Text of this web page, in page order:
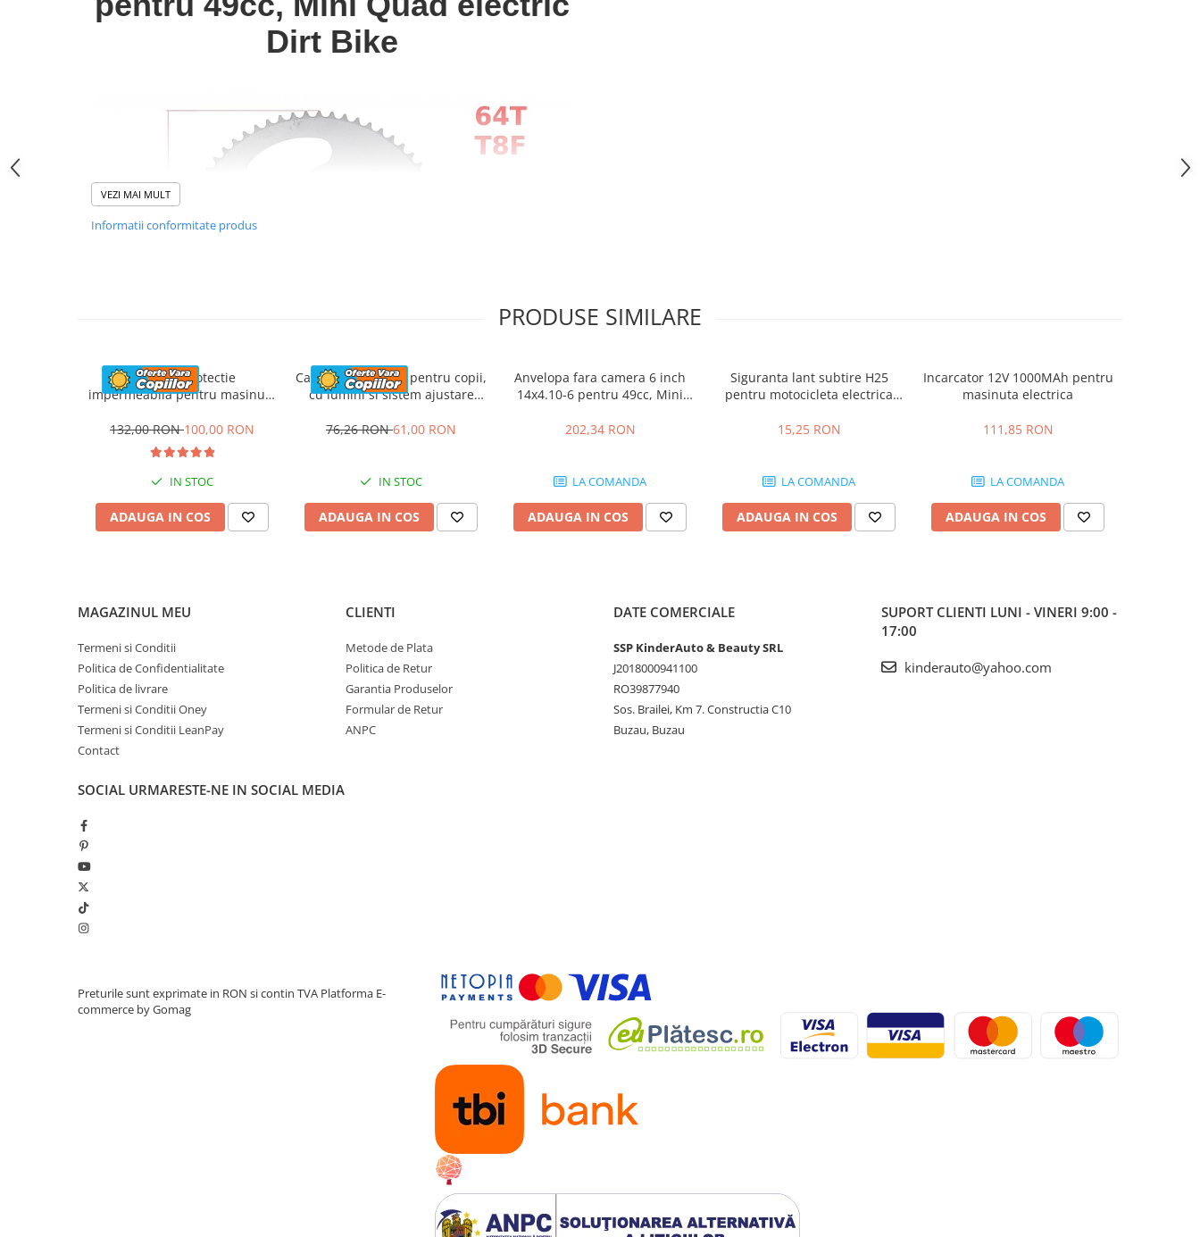
Dirt Bike
ACEASTĂ PIESĂ SE VA POTRIVI CU MINI MOTOCICLETE DE
LA MULTE MĂRCI PRECUM:NITRO MOTORS, KXD, LONCIN,
VEZI MAI MULT
Informatii conformitate produs
PRODUSE SIMILARE
Husa de protectie
impermeabila pentru masinute
sau motociclete, neagra
132,00 RON100,00 RON
IN STOC
ADAUGA IN COS
Casca de protectie pentru copii,
cu lumini si sistem ajustare
76,26 RON61,00 RON
IN STOC
ADAUGA IN COS
Anvelopa fara camera 6 inch
14x4.10-6 pentru 49cc, Mini
202,34 RON
LA COMANDA
ADAUGA IN COS
Siguranta lant subtire H25
pentru motocicleta electrica
15,25 RON
LA COMANDA
ADAUGA IN COS
Incarcator 12V 1000MAh pentru
masinuta electrica
111,85 RON
LA COMANDA
ADAUGA IN COS
MAGAZINUL MEU
Termeni si Conditii
Politica de Confidentialitate
Politica de livrare
Termeni si Conditii Oney
Termeni si Conditii LeanPay
Contact
CLIENTI
Metode de Plata
Politica de Retur
Garantia Produselor
Formular de Retur
ANPC
DATE COMERCIALE
SSP KinderAuto & Beauty SRL
J2018000941100
RO39877940
Sos. Brailei, Km 7. Constructia C10
Buzau, Buzau
SUPORT CLIENTI LUNI - VINERI 9:00 -
17:00
kinderauto@yahoo.com
SOCIAL URMARESTE-NE IN SOCIAL MEDIA
Preturile sunt exprimate in RON si contin TVA Platforma E-
commerce by Gomag